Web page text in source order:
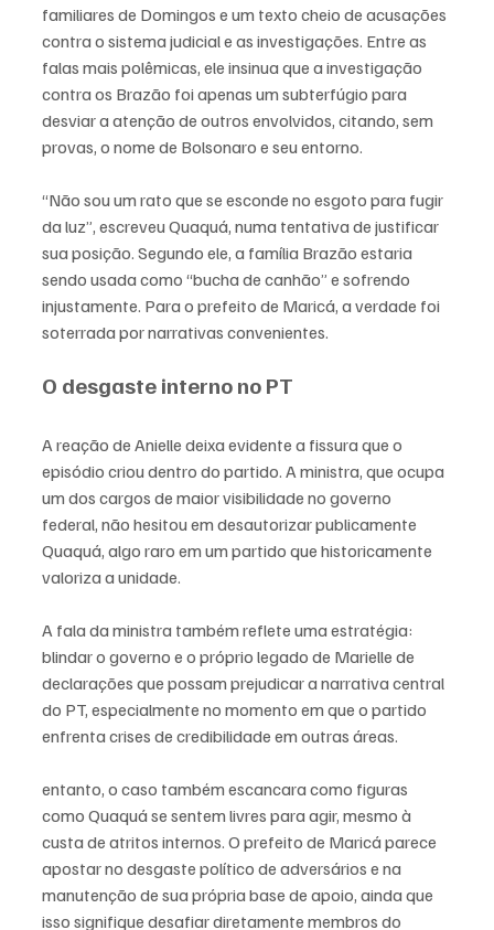
familiares de Domingos e um texto cheio de acusações
contra o sistema judicial e as investigações. Entre as
falas mais polêmicas, ele insinua que a investigação
contra os Brazão foi apenas um subterfúgio para
desviar a atenção de outros envolvidos, citando, sem
provas, o nome de Bolsonaro e seu entorno.
“Não sou um rato que se esconde no esgoto para fugir
da luz”, escreveu Quaquá, numa tentativa de justificar
sua posição. Segundo ele, a família Brazão estaria
sendo usada como “bucha de canhão” e sofrendo
injustamente. Para o prefeito de Maricá, a verdade foi
soterrada por narrativas convenientes.
O desgaste interno no PT
A reação de Anielle deixa evidente a fissura que o
episódio criou dentro do partido. A ministra, que ocupa
um dos cargos de maior visibilidade no governo
federal, não hesitou em desautorizar publicamente
Quaquá, algo raro em um partido que historicamente
valoriza a unidade.
A fala da ministra também reflete uma estratégia:
blindar o governo e o próprio legado de Marielle de
declarações que possam prejudicar a narrativa central
do PT, especialmente no momento em que o partido
enfrenta crises de credibilidade em outras áreas.
entanto, o caso também escancara como figuras
como Quaquá se sentem livres para agir, mesmo à
custa de atritos internos. O prefeito de Maricá parece
apostar no desgaste político de adversários e na
manutenção de sua própria base de apoio, ainda que
isso signifique desafiar diretamente membros do